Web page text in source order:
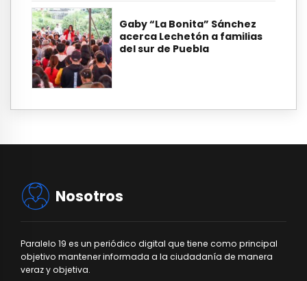
Gaby “La Bonita” Sánchez
acerca Lechetón a familias
del sur de Puebla
Nosotros
Paralelo 19 es un periódico digital que tiene como principal
objetivo mantener informada a la ciudadanía de manera
veraz y objetiva.